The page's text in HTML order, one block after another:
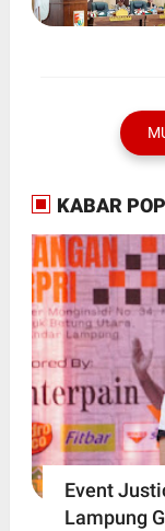
KABAR
Event
Lampung